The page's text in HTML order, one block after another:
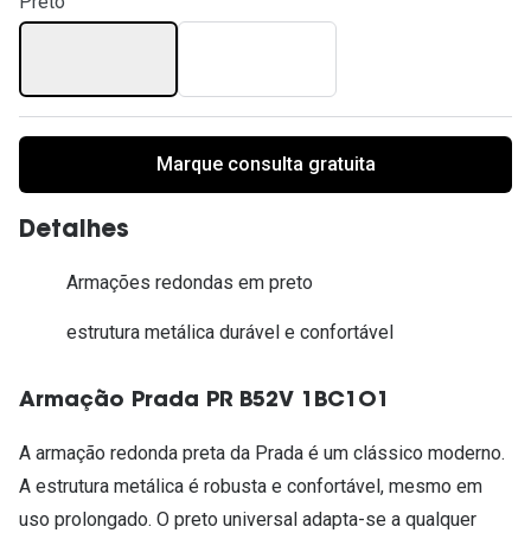
Marque consulta gratuita
Detalhes
Armações redondas em preto
estrutura metálica durável e confortável
Armação Prada PR B52V 1BC1O1
A armação redonda preta da Prada é um clássico moderno.
A estrutura metálica é robusta e confortável, mesmo em
uso prolongado. O preto universal adapta-se a qualquer